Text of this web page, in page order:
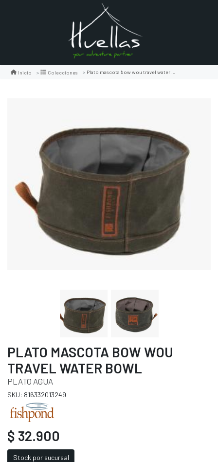
Inicio Colecciones Plato mascota bow wou travel water bowl
PLATO MASCOTA BOW WOU
TRAVEL WATER BOWL
PLATO AGUA
SKU: 816332013249
$ 32.900
Stock por sucursal